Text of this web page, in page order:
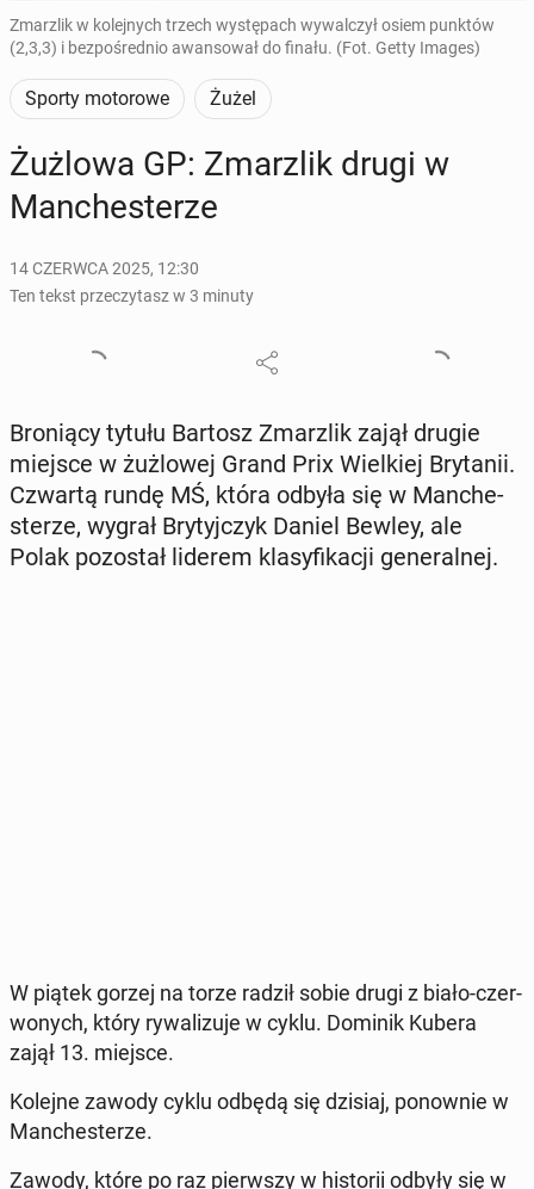
Zmarzlik w kolejnych trzech występach wywalczył osiem punktów
(2,3,3) i bezpośrednio awansował do finału. (Fot. Getty Images)
Sporty motorowe Żużel
Żużlowa GP: Zmar­z­lik drugi w
Man­che­ste­rze
14 CZERWCA 2025, 12:30
Ten tekst przeczytasz w 3 minuty
Bro­nią­cy tytułu Bartosz Zmar­z­lik zajął drugie
miejsce w żuż­lo­wej Grand Prix Wiel­kiej Bry­ta­nii.
Czwartą rundę MŚ, która odbyła się w Man­che­
ste­rze, wygrał Bry­tyj­czyk Daniel Bewley, ale
Polak po­zo­stał liderem kla­sy­fi­ka­cji ge­ne­ral­nej.
W piątek gorzej na torze radził sobie drugi z biało-czer­
wo­nych, który ry­wa­li­zu­je w cyklu. Dominik Kubera
zajął 13. miejsce.
Kolejne zawody cyklu odbędą się dzisiaj, po­now­nie w
Man­che­ste­rze.
Zawody, które po raz pierw­szy w hi­sto­rii odbyły się w